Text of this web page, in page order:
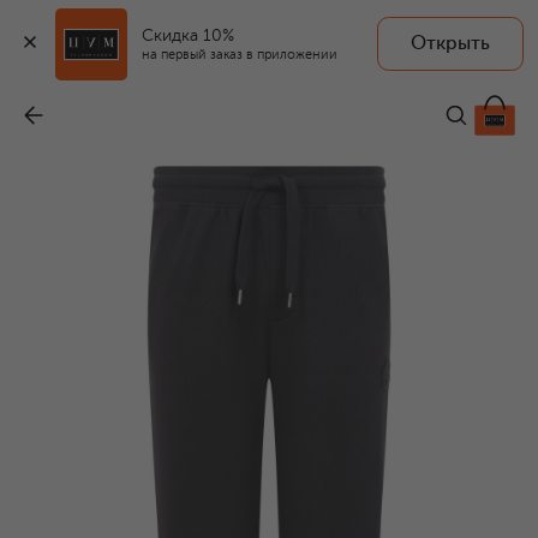
Скидка 10%
на первый заказ в приложении
Открыть
10 450 ₽